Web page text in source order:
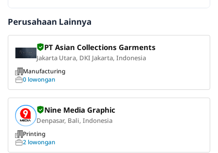
Perusahaan Lainnya
PT Asian Collections Garments
Jakarta Utara, DKI Jakarta, Indonesia
Manufacturing
0 lowongan
Nine Media Graphic
Denpasar, Bali, Indonesia
Printing
2 lowongan